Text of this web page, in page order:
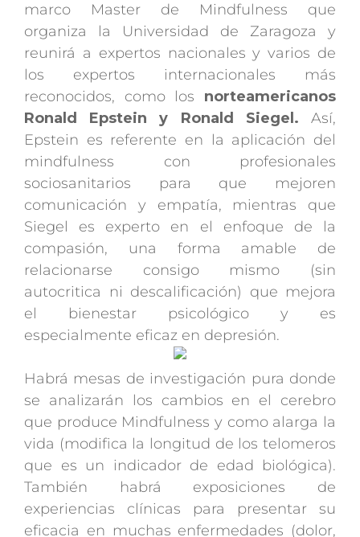
marco Master de Mindfulness que
organiza la Universidad de Zaragoza y
reunirá a expertos nacionales y varios de
los expertos internacionales más
reconocidos, como los norteamericanos
Ronald Epstein y Ronald Siegel. Así,
Epstein es referente en la aplicación del
mindfulness con profesionales
sociosanitarios para que mejoren
comunicación y empatía, mientras que
Siegel es experto en el enfoque de la
compasión, una forma amable de
relacionarse consigo mismo (sin
autocritica ni descalificación) que mejora
el bienestar psicológico y es
especialmente eficaz en depresión.
Habrá mesas de investigación pura donde
se analizarán los cambios en el cerebro
que produce Mindfulness y como alarga la
vida (modifica la longitud de los telomeros
que es un indicador de edad biológica).
También habrá exposiciones de
experiencias clínicas para presentar su
eficacia en muchas enfermedades (dolor,